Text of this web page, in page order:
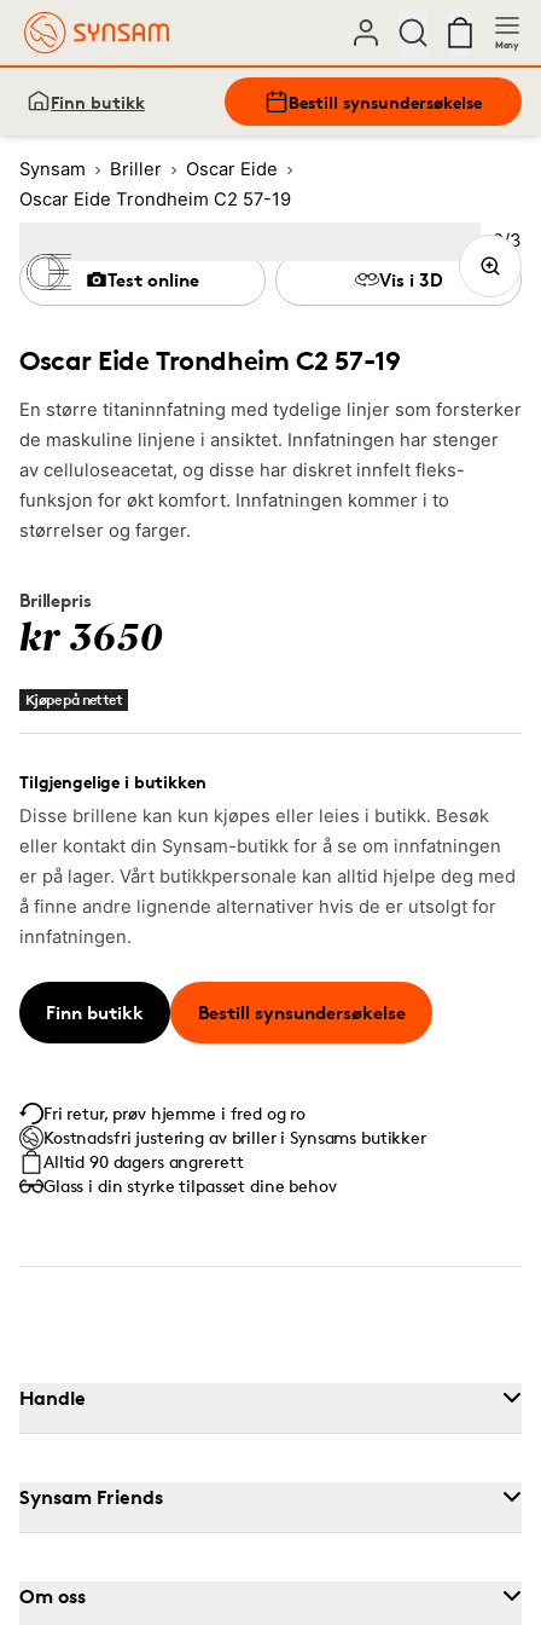
Meny
Finn butikk Bestill synsundersøkelse
Synsam Briller
Oscar Eide
Oscar Eide Trondheim C2 57-19
Oscar Eide Trondheim C2 57-19
En større titaninnfatning med tydelige linjer som forsterker
de maskuline linjene i ansiktet. Innfatningen har stenger
av celluloseacetat, og disse har diskret innfelt fleks-
funksjon for økt komfort. Innfatningen kommer i to
størrelser og farger.
Brillepris
kr 3650
Kjøpe på nettet
Tilgjengelige i butikken
Disse brillene kan kun kjøpes eller leies i butikk. Besøk
eller kontakt din Synsam-butikk for å se om innfatningen
er på lager. Vårt butikkpersonale kan alltid hjelpe deg med
å finne andre lignende alternativer hvis de er utsolgt for
innfatningen.
Finn butikk Bestill synsundersøkelse
Test online Vis i 3D
Fri retur, prøv hjemme i fred og ro
Kostnadsfri justering av briller i Synsams butikker
Alltid 90 dagers angrerett
Glass i din styrke tilpasset dine behov
Bilde
2/3
3
Handle
Synsam Friends
Om oss